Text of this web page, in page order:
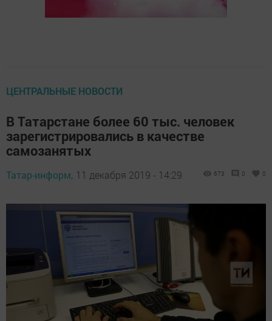
ЦЕНТРАЛЬНЫЕ НОВОСТИ
В Татарстане более 60 тыс. человек
зарегистрировались в качестве
самозанятых
Татар-информ, 11 декабря 2019 - 14:29 673 0 0